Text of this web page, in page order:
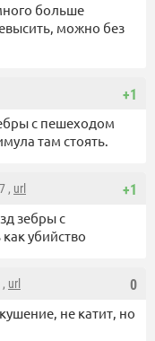
больше
можно без
+1
с пешеходом
там стоять.
+1
, url
зебры с
убийство
0
url
не катит, но